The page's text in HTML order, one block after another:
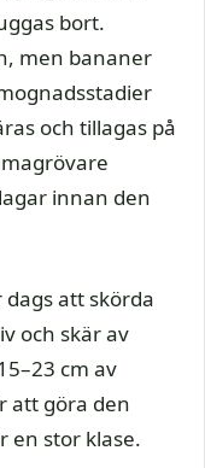
bort.
men bananer
och tillagas på
innan den
att skörda
och skär av
cm av
att göra den
en stor klase.